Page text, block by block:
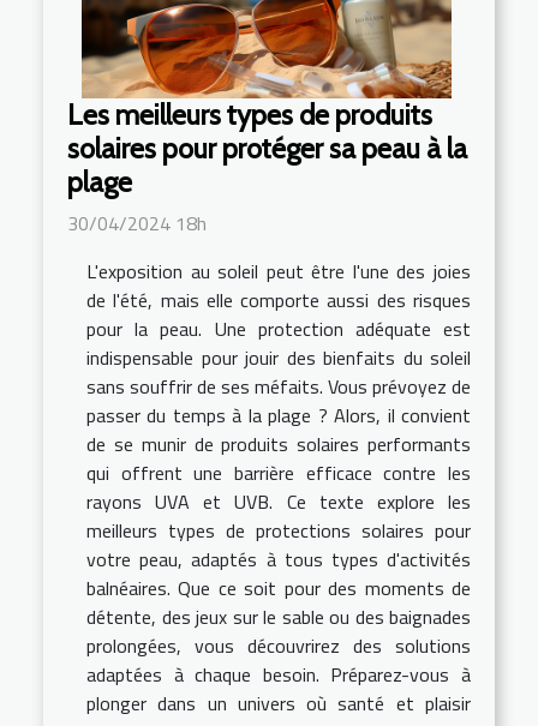
Les meilleurs types de produits
solaires pour protéger sa peau à la
plage
30/04/2024 18h
L'exposition au soleil peut être l'une des joies
de l'été, mais elle comporte aussi des risques
pour la peau. Une protection adéquate est
indispensable pour jouir des bienfaits du soleil
sans souffrir de ses méfaits. Vous prévoyez de
passer du temps à la plage ? Alors, il convient
de se munir de produits solaires performants
qui offrent une barrière efficace contre les
rayons UVA et UVB. Ce texte explore les
meilleurs types de protections solaires pour
votre peau, adaptés à tous types d'activités
balnéaires. Que ce soit pour des moments de
détente, des jeux sur le sable ou des baignades
prolongées, vous découvrirez des solutions
adaptées à chaque besoin. Préparez-vous à
plonger dans un univers où santé et plaisir